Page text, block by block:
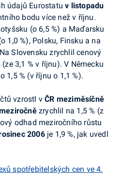
údajů Eurostatuv listopadu
bodu více než v říjnu.
(o 6,5 %) a Maďarsku
1,0 %), Polsku, Finsku a na
Slovensku zrychlil cenový
3,1 % v říjnu). V Německu
1,5 % (v říjnu o 1,1 %).
vzrostl v ČR meziměsíčně
zrychlil na 1,5 % (z
odhad meziročního růstu
2006je 1,9 %, jak uvedl
spotřebitelských cen ve 4.